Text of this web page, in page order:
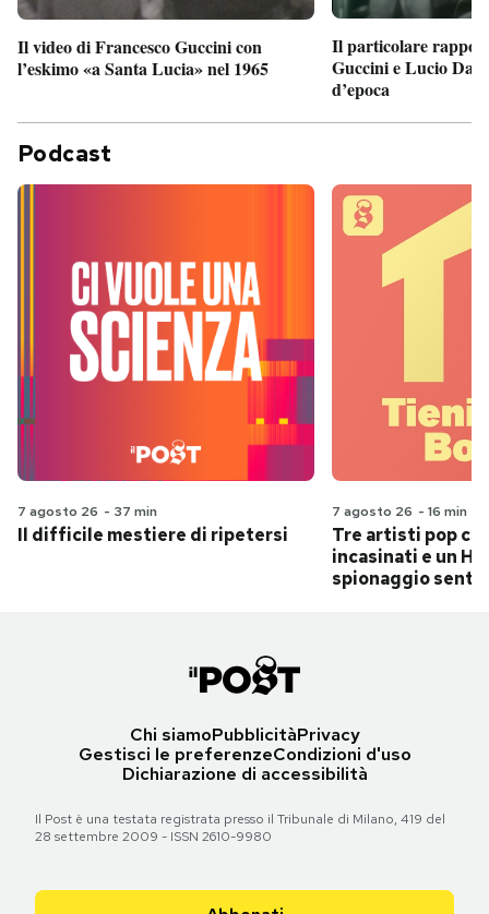
Il video di Francesco Guccini con
l’eskimo «a Santa Lucia» nel 1965
Il particolare
Guccini e Lucio
d’epoca
Podcast
7 agosto 26 - 37 min
Il difficile mestiere di ripetersi
7 agosto 26 - 16 min
Tre artisti pop
incasinati e un
spionaggio
Chi siamoPubblicitàPrivacy
Gestisci le preferenzeCondizioni d'uso
Dichiarazione di accessibilità
Il Post è una testata registrata presso il Tribunale di Milano, 419 del
28 settembre 2009 - ISSN 2610-9980